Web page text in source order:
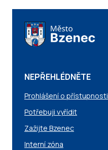
NEPŘEHLÉDNĚTE
Prohlášení o přístupnosti
Potřebuji vyřídit
Zažijte Bzenec
Interní zóna